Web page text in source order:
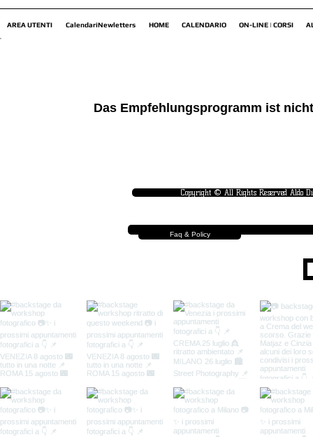
AREA UTENTI CalendariNewletters HOME CALENDARIO ON-LINE | CORSI
Das Empfehlungsprogramm ist
Faq & Policy
Copyright © All Rights Reserved Aldo